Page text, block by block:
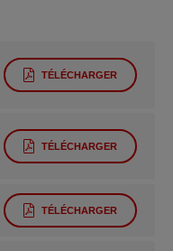
TÉLÉCHARGER
TÉLÉCHARGER
TÉLÉCHARGER